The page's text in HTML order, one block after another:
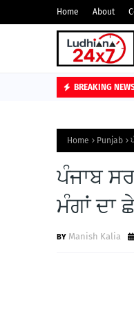
Home About
BREAKING
Home Punjab
ਪੰਜਾਬ
ਮੰਗਾਂ ਦਾ
Manish Kalia